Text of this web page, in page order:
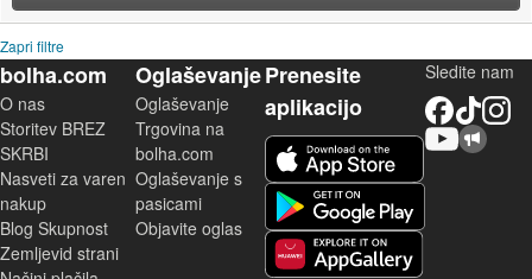
Zapri filtre
bolha.com
O nas
Storitev BREZ
SKRBI
Nasveti za varen
nakup
Blog Skupnost
Zemljevid strani
Oglaševanje
Oglaševanje
Trgovina na
bolha.com
Oglaševanje s
pasicami
Objavite oglas
Prenesite
aplikacijo
Sledite nam